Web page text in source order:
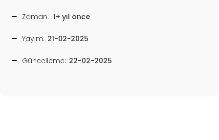
Zaman: 1+ yıl önce
Yayım: 21-02-2025
Güncelleme: 22-02-2025